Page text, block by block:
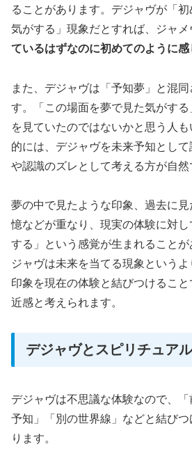
ることがあります。デジャヴが「
気がする」現象だとすれば、ジャメ
ているはずなのに初めてのように感
また、デジャヴは「予知夢」と混
す。「この場面を夢で見た気がす
を見ていたのではないかと思う人
的には、デジャヴを未来予知とし
や認識のズレとして考える方が自然
夢の中で見たような印象、過去に
憶などが重なり、現実の体験に対
する」という感覚が生まれること
ジャヴは未来を当てる現象という
印象を現在の体験と結びつけるこ
近感と考えられます。
デジャヴとスピリチュア
デジャヴは不思議な体験なので、
予知」「別の世界線」などと結び
ります。